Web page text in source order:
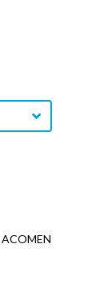
ACOMEN